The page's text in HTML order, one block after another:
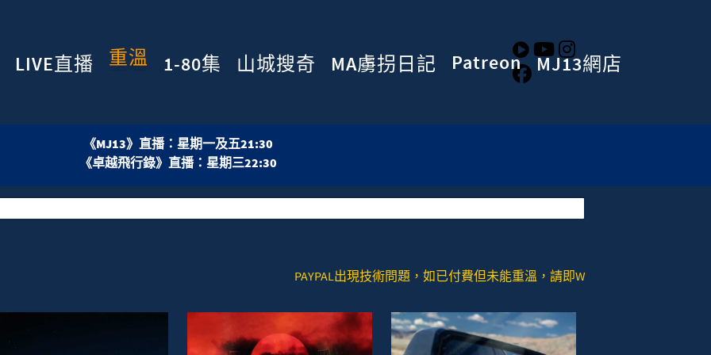
LIVE直播 重溫 1-80集 山城搜奇 MA虜拐日記 Patreon MJ13網店
《MJ13》直播：星期一及五21:30
《卓越飛行錄》直播：星期三22:30
PAYPAL出現技術問題，如已付費但未能重溫，請即WHATSAPP或者SIGNAL去：+852